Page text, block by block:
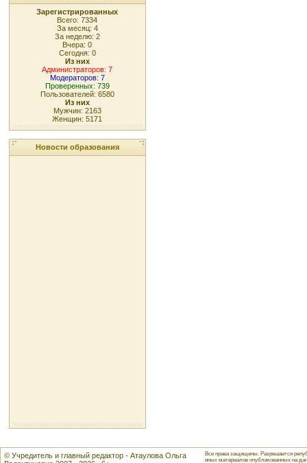
Зарегистрированных
Всего: 7334
За месяц: 4
За неделю: 2
Вчера: 0
Сегодня: 0
Из них
Администраторов: 7
Модераторов: 7
Проверенных: 739
Пользователей: 6580
Из них
Мужчин: 2163
Женщин: 5171
Новости образования
© Учредитель и главный редактор - Атаулова Ольга
Все права защищены. Разрешается
иных материалов опубликованных на